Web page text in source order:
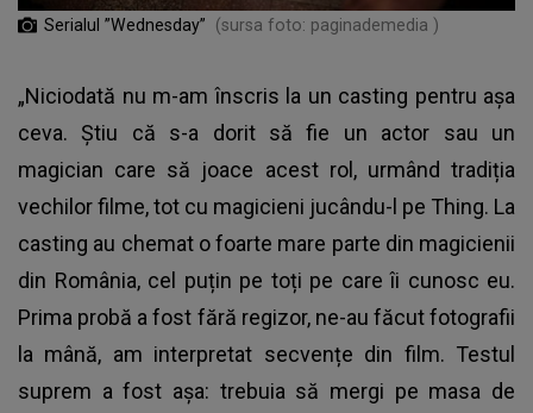
Serialul ”Wednesday” (sursa foto: paginademedia )
„Niciodată nu m-am înscris la un casting pentru așa
ceva. Știu că s-a dorit să fie un actor sau un
magician care să joace acest rol, urmând tradiția
vechilor filme, tot cu magicieni jucându-l pe Thing. La
casting au chemat o foarte mare parte din magicienii
din România, cel puțin pe toți pe care îi cunosc eu.
Prima probă a fost fără regizor, ne-au făcut fotografii
la mână, am interpretat secvențe din film. Testul
suprem a fost așa: trebuia să mergi pe masa de